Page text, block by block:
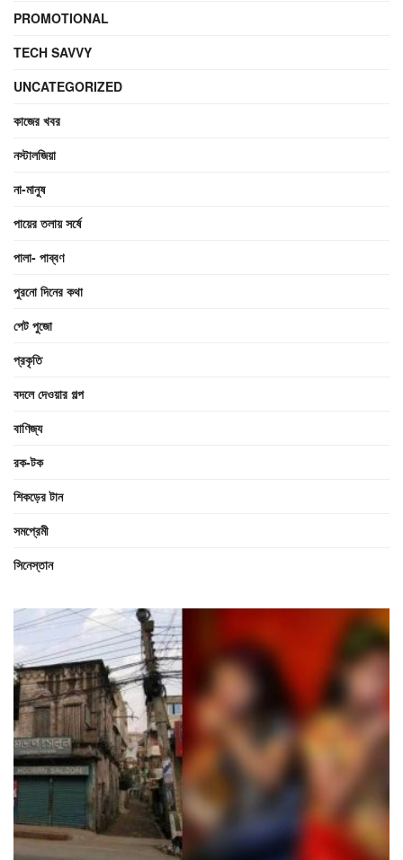
PROMOTIONAL
TECH SAVVY
UNCATEGORIZED
কাজের খবর
নস্টালজিয়া
না-মানুষ
পায়ের তলায় সর্ষে
পালা- পাব্বণ
পুরনো দিনের কথা
পেট পুজো
প্রকৃতি
বদলে দেওয়ার গল্প
বাণিজ্য
রক-টক
শিকড়ের টান
সমপ্রেমী
সিনেস্তান